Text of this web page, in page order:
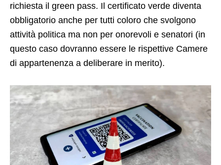
richiesta il green pass. Il certificato verde diventa
obbligatorio anche per tutti coloro che svolgono
attività politica ma non per onorevoli e senatori (in
questo caso dovranno essere le rispettive Camere
di appartenenza a deliberare in merito).